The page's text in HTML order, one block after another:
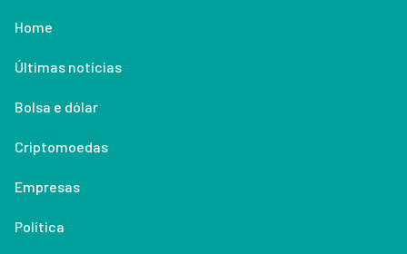
Home
Últimas notícias
Bolsa e dólar
Criptomoedas
Empresas
Política